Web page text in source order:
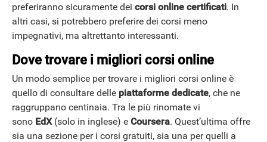
preferiranno sicuramente dei corsi online certificati. In
altri casi, si potrebbero preferire dei corsi meno
impegnativi, ma altrettanto interessanti.
Dove trovare i migliori corsi online
Un modo semplice per trovare i migliori corsi online è
quello di consultare delle piattaforme dedicate, che ne
raggruppano centinaia. Tra le più rinomate vi
sono EdX(solo in inglese) e Coursera. Quest’ultima offre
sia una sezione per i corsi gratuiti, sia una per quelli a